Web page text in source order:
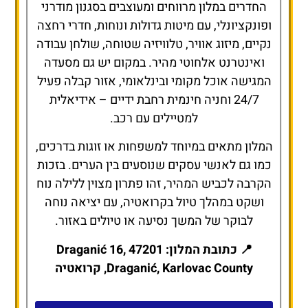
החדרים במלון מרווחים ומעוצבים בסגנון מודרני
ופונקציונלי, עם מיטות גדולות ונוחות, חדרי רחצה
נקיים, מיזוג אוויר, טלוויזיה שטוחה, שולחן עבודה
ואינטרנט אלחוטי מהיר. במקום יש גם מסעדה
המגישה אוכל מקומי ובינלאומי, אזור קבלה פעיל
24/7 וחניה חינמית רחבת ידיים – אידיאלית
למטיילים עם רכב.
המלון מתאים במיוחד למשפחות או זוגות בדרכים,
כמו גם לאנשי עסקים שנוסעים בין הערים. בזכות
הקרבה לכביש המהיר, זהו פתרון מצוין ללילה נוח
ושקט במהלך טיול בקרואטיה, עם יציאה נוחה
לבוקר של המשך נסיעה או טיולים באזור.
📍 כתובת המלון: Draganić 16, 47201
Draganić, Karlovac County, קרואטיה